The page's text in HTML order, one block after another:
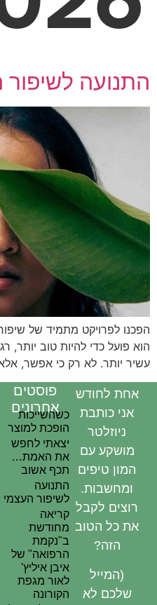
התנועה לשיפור
הפכנו לפרויקט מתמיד של
הוא פועל כדי להיות טוב יותר,
עשיר יותר. לא רק כי אפשר,
פוסטים
אחרונים
כשהשייכות
הופכת למוצר
יצאתי לחפש
את האמת…
תכף אשוב
התנועה
לשיפור העצמי
קריאה
מחודשת
ב"נקמת
הרפואה" של
איבן איליץ'
לאור מגפת
הקורונה
אחת לחודש
אני כותבת
ניוזלטר
מושקע עם
המון טיפים
ומחשבות.
רוצים לקבל
את כל הטוב
הזה?
(המייל
שלכם לא